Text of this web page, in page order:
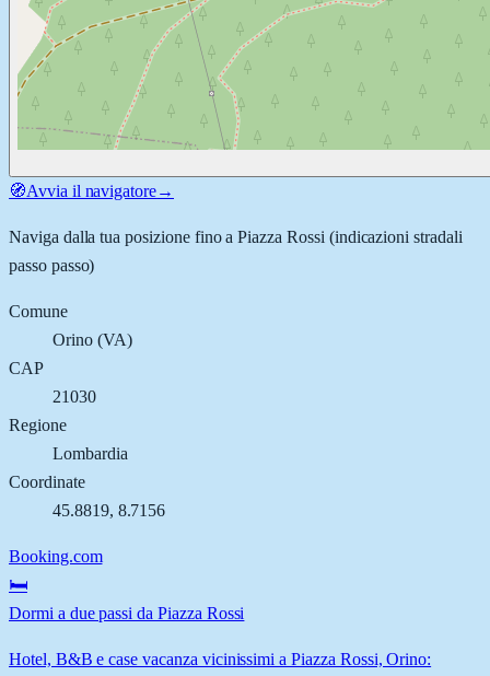
🧭Avvia il navigatore→
Naviga dalla tua posizione fino aPiazza Rossi (indicazioni stradali
passo passo)
Comune
Orino(VA)
CAP
21030
Regione
Lombardia
Coordinate
45.8819, 8.7156
Booking.com
🛏️
Dormi a due passi da Piazza Rossi
Hotel, B&B e case vacanza vicinissimi a Piazza Rossi, Orino: